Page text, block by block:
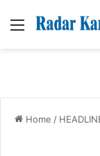
Menu
Home /